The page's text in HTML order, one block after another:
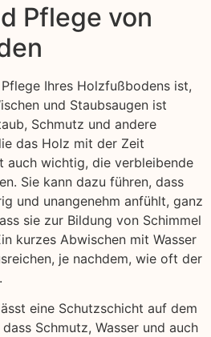
Pflege von
Ihres Holzfußbodens ist,
und Staubsaugen ist
Schmutz und andere
das Holz mit der Zeit
auch wichtig, die verbleibende
Sie kann dazu führen, dass
und unangenehm anfühlt, ganz
sie zur Bildung von Schimmel
kurzes Abwischen mit Wasser
je nachdem, wie oft der
eine Schutzschicht auf dem
Schmutz, Wasser und auch